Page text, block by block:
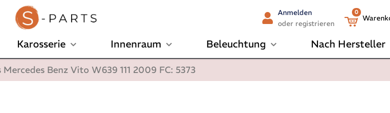
Anmelden
oder registrieren
0
Karosserie Innenraum Beleuchtung Nach Hersteller
Benz Vito W639 111 2009 FC: 5373